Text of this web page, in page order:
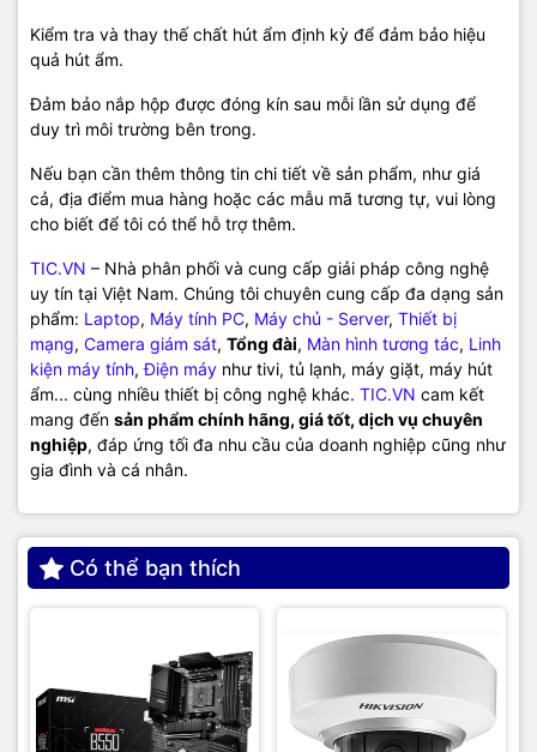
Kiểm tra và thay thế chất hút ẩm định kỳ để đảm bảo hiệu
quả hút ẩm.
Đảm bảo nắp hộp được đóng kín sau mỗi lần sử dụng để
duy trì môi trường bên trong.
Nếu bạn cần thêm thông tin chi tiết về sản phẩm, như giá
cả, địa điểm mua hàng hoặc các mẫu mã tương tự, vui lòng
cho biết để tôi có thể hỗ trợ thêm.
TIC.VN – Nhà phân phối và cung cấp giải pháp công nghệ
uy tín tại Việt Nam. Chúng tôi chuyên cung cấp đa dạng sản
phẩm: Laptop, Máy tính PC, Máy chủ - Server, Thiết bị
mạng, Camera giám sát, Tổng đài, Màn hình tương tác, Linh
kiện máy tính,Điện máy như tivi, tủ lạnh, máy giặt, máy hút
ẩm... cùng nhiều thiết bị công nghệ khác. TIC.VN cam kết
mang đến sản phẩm chính hãng, giá tốt, dịch vụ chuyên
nghiệp, đáp ứng tối đa nhu cầu của doanh nghiệp cũng như
gia đình và cá nhân.
Có thể bạn thích